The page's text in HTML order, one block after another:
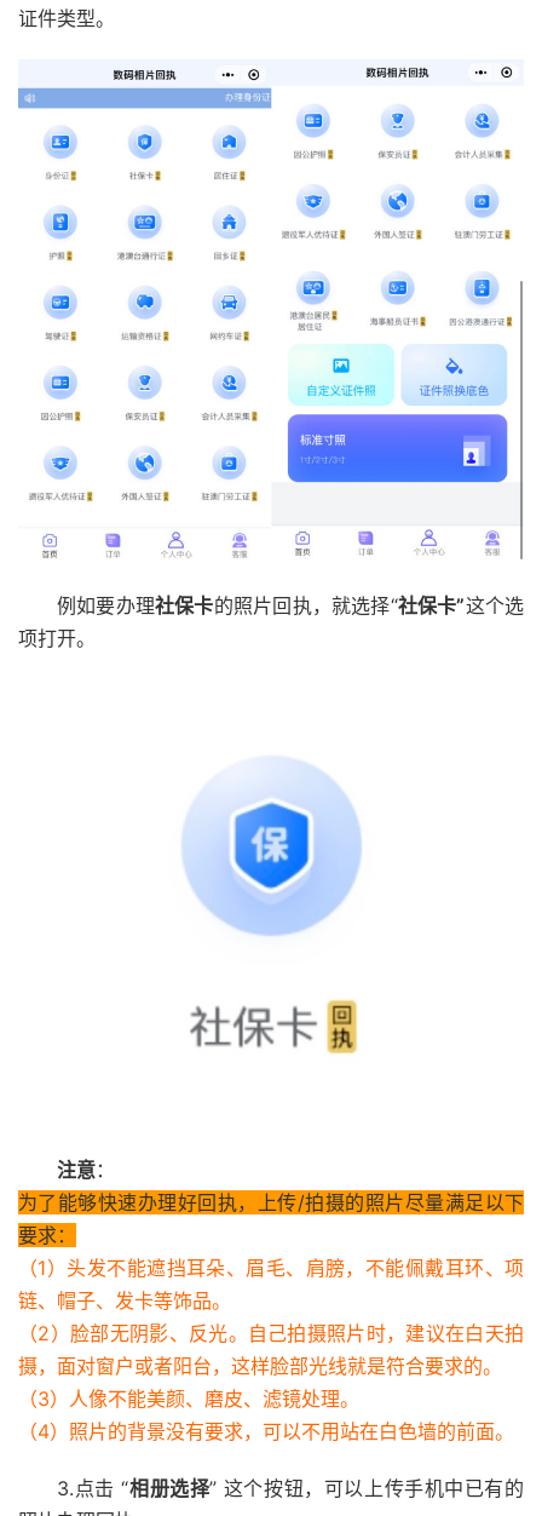
证件类型。
例如要办理社保卡的照片回执，就选择“社保卡”这个选
项打开。
注意：
为了能够快速办理好回执，上传/拍摄的照片尽量满足以下
要求：
（1）头发不能遮挡耳朵、眉毛、肩膀，不能佩戴耳环、项
链、帽子、发卡等饰品。
（2）脸部无阴影、反光。自己拍摄照片时，建议在白天拍
摄，面对窗户或者阳台，这样脸部光线就是符合要求的。
（3）人像不能美颜、磨皮、滤镜处理。
（4）照片的背景没有要求，可以不用站在白色墙的前面。
3.点击 “相册选择” 这个按钮，可以上传手机中已有的